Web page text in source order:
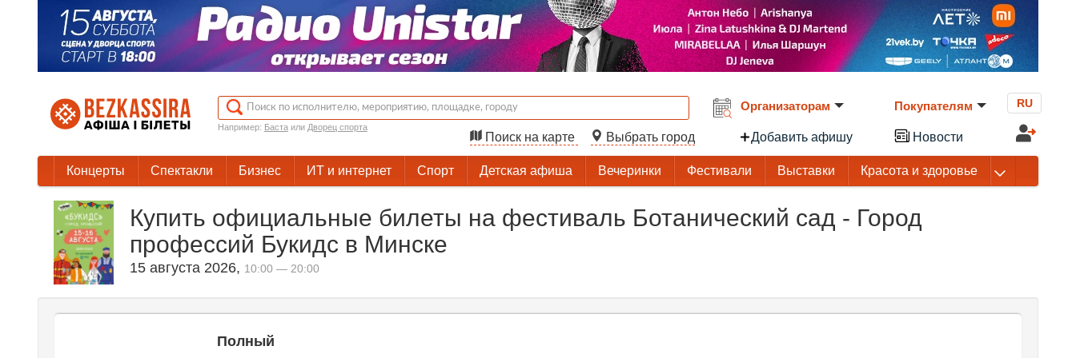
Например: Бастаили Дворец спорта
Поиск на карте Выбрать город
Организаторам
Добавить афишу
Покупателям
Новости
RU
Концерты Спектакли Бизнес ИТ и интернет Спорт Детская афиша Вечеринки Фестивали Выставки Красота и здоровье
Купить официальные билеты на фестиваль Ботанический сад - Город
профессий Букидс в Минске
15 августа 2026, 10:00 — 20:00
Полный